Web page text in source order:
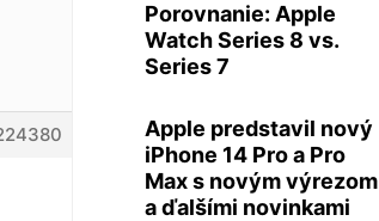
Porovnanie: Apple
Watch Series 8 vs.
Series 7
Apple predstavil nový
iPhone 14 Pro a Pro
Max s novým výrezom
a ďalšími novinkami